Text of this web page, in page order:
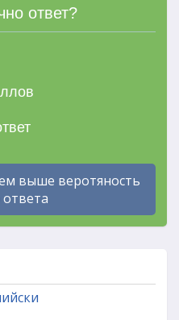
ответ?
выше веротяность
ответа